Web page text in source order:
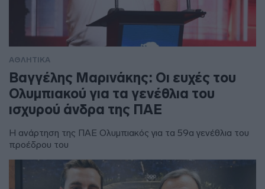
ΑΘΛΗΤΙΚΑ
Βαγγέλης Μαρινάκης: Οι ευχές του
Ολυμπιακού για τα γενέθλια του
ισχυρού άνδρα της ΠΑΕ
Η ανάρτηση της ΠΑΕ Ολυμπιακός για τα 59α γενέθλια του
προέδρου του